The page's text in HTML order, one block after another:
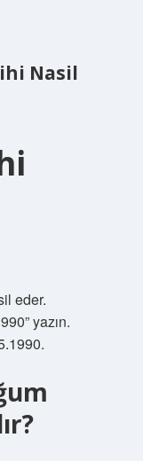
Nasil
eder.
yazın.